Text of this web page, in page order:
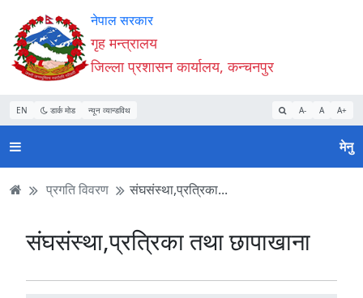
Accessibility
Mode
सुरु
गर्नुहोस्
सामाग्री
पढ्नुहाेस्
नेभिगेसन
पढ्नुहाेस्
वेबसाइट
खोजमा
जानुहोस्
नेपाल सरकार
गृह मन्त्रालय
जिल्ला प्रशासन कार्यालय, कन्चनपुर
EN डार्क मोड न्यून व्यान्डविथ A- A A+
मेनु
प्रगति विवरण संघसंस्था,प्रत्रिका...
संघसंस्था,प्रत्रिका तथा छापाखाना